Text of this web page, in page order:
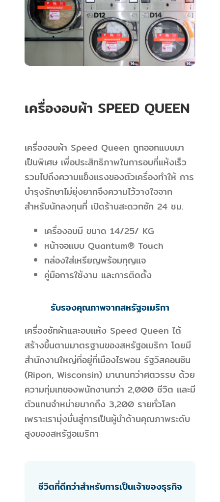
เครื่องอบผ้า SPEED QUEEN
เครื่องอบผ้า Speed Queen ถูกออกแบบมา
เป็นพิเศษ เพื่อประสิทธิภาพในการอบที่แห้งเร็ว
รวมไปถึงความแข็งแรงของตัวเครื่องทำให้ การ
บำรุงรักษาไม่ยุ่งยากจึงความไว้วางใจจาก
สำหรับนักลงทุนที่ เปิดร้านสะดวกซัก 24 ชม.
เครื่องอบมี ขนาด 14/25/ KG
หน้าจอแบบ Quantum® Touch
กล่องใส่เหรียญพร้อมกุญแจ
คู่มือการใช้งาน และการติดตั้ง
รับรองคุณภาพจากสหรัฐอเมริกา
เครื่องซักผ้าและอบแห้ง Speed Queen ได้
สร้างขึ้นตามมาตรฐานของสหรัฐอเมริกา โดยมี
สำนักงานใหญ่ที่อยู่ที่เมืองไรพอน รัฐวิสคอนซิน
(Ripon, Wisconsin) มานานกว่าศตวรรษ ด้วย
ความทุ่มเทของพนักงานกว่า 2,000 ชีวิต และมี
ตัวแทนจำหน่ายมากถึง 3,200 รายทั่วโลก
เพราะเรามุ่งมั่นสู่การเป็นผู้นำด้านคุณภาพระดับ
สูงของสหรัฐอเมริกา
ชีวิตที่ดีกว่าสำหรับการเป็นเจ้าของธุรกิจ